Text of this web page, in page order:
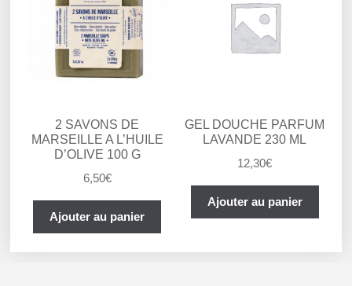
2 SAVONS DE
MARSEILLE A L’HUILE
D’OLIVE 100 G
6,50€
Ajouter au panier
GEL DOUCHE PARFUM
LAVANDE 230 ML
12,30€
Ajouter au panier